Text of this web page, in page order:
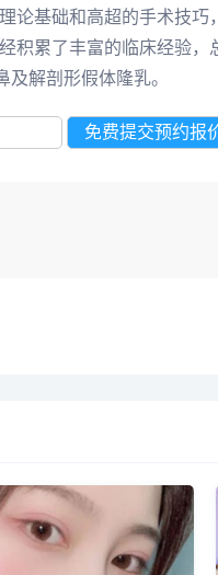
论基础和高超的手术技
累了丰富的临床经验，
解剖形假体隆乳。